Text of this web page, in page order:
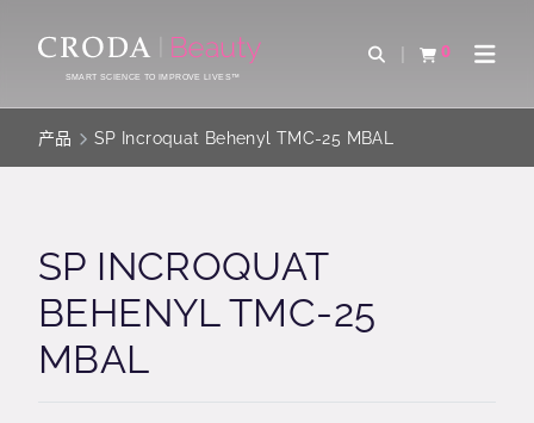
CONTENTSMART SCIENCE TO IMPROVE LIVES™
Open Search
0
查看购物车Open
产品 SP Incroquat Behenyl TMC-25 MBAL
SP INCROQUAT
BEHENYL TMC-25
MBAL